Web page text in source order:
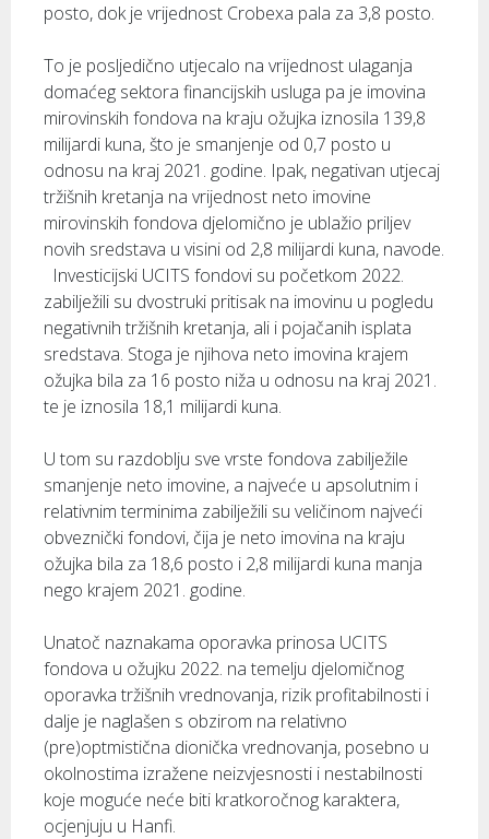
posto, dok je vrijednost Crobexa pala za 3,8 posto.
To je posljedično utjecalo na vrijednost ulaganja
domaćeg sektora financijskih usluga pa je imovina
mirovinskih fondova na kraju ožujka iznosila 139,8
milijardi kuna, što je smanjenje od 0,7 posto u
odnosu na kraj 2021. godine. Ipak, negativan utjecaj
tržišnih kretanja na vrijednost neto imovine
mirovinskih fondova djelomično je ublažio priljev
novih sredstava u visini od 2,8 milijardi kuna, navode.
Investicijski UCITS fondovi su početkom 2022.
zabilježili su dvostruki pritisak na imovinu u pogledu
negativnih tržišnih kretanja, ali i pojačanih isplata
sredstava. Stoga je njihova neto imovina krajem
ožujka bila za 16 posto niža u odnosu na kraj 2021.
te je iznosila 18,1 milijardi kuna.
U tom su razdoblju sve vrste fondova zabilježile
smanjenje neto imovine, a najveće u apsolutnim i
relativnim terminima zabilježili su veličinom najveći
obveznički fondovi, čija je neto imovina na kraju
ožujka bila za 18,6 posto i 2,8 milijardi kuna manja
nego krajem 2021. godine.
Unatoč naznakama oporavka prinosa UCITS
fondova u ožujku 2022. na temelju djelomičnog
oporavka tržišnih vrednovanja, rizik profitabilnosti i
dalje je naglašen s obzirom na relativno
(pre)optmistična dionička vrednovanja, posebno u
okolnostima izražene neizvjesnosti i nestabilnosti
koje moguće neće biti kratkoročnog karaktera,
ocjenjuju u Hanfi.